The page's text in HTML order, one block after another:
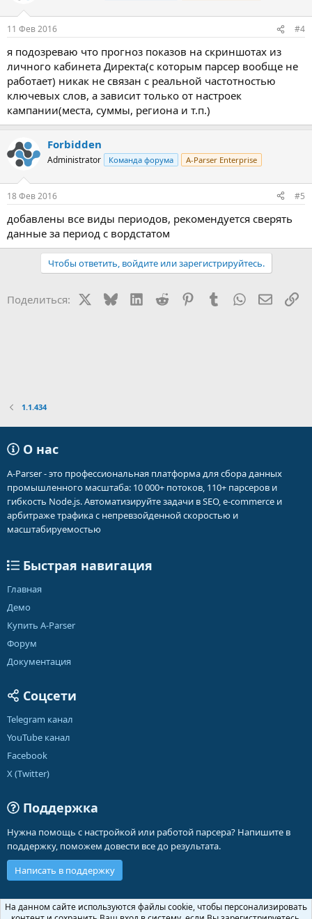
11 Фев 2016 #4
я подозреваю что прогноз показов на скриншотах из
личного кабинета Директа(с которым парсер вообще не
работает) никак не связан с реальной частотностью
ключевых слов, а зависит только от настроек
кампании(места, суммы, региона и т.п.)
Forbidden
Administrator Команда форума A-Parser Enterprise
18 Фев 2016 #5
добавлены все виды периодов, рекомендуется сверять
данные за период с вордстатом
Чтобы ответить, войдите или зарегистрируйтесь.
Поделиться: BlueskyLinkedIn
Reddit PinterestTumblr WhatsApp
1.1.434
О нас
A-Parser - это профессиональная платформа для сбора данных
промышленного масштаба: 10 000+ потоков, 110+ парсеров и
гибкость Node.js. Автоматизируйте задачи в SEO, e-commerce и
арбитраже трафика с непревзойденной скоростью и
масштабируемостью
Быстрая навигация
Главная
Демо
Купить A-Parser
Форум
Документация
Соцсети
Telegram канал
YouTube канал
Facebook
X (Twitter)
Поддержка
Нужна помощь с настройкой или работой парсера? Напишите в
поддержку, поможем довести все до результата.
Написать в поддержку
Russian (RU)
На данном сайте используются файлы cookie, чтобы персонализировать